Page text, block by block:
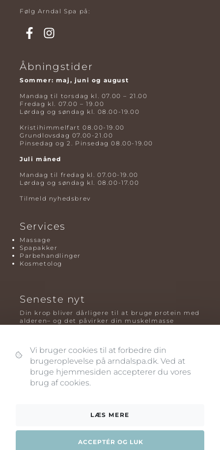
Følg Arndal Spa på:
Åbningstider
Sommer: maj, juni og august
Mandag til torsdag kl. 07.00 – 21.00
Fredag kl. 07.00 – 19.00
Lørdag og søndag kl. 08.00-19.00
Kristihimmelfart 08.00-19.00
Grundlovsdag 07.00-21.00
Pinsedag og 2. Pinsedag 08.00-19.00
Juli måned
Mandag til fredag kl. 07.00-19.00
Lørdag og søndag kl. 08.00-17.00
Tilmeld nyhedsbrev
Services
Massage
Spapakker
Parbehandlinger
Kosmetolog
Seneste nyt
Din krop bliver dårligere til at bruge protein med
alderen– og det påvirker din muskelmasse
Plyometrisk træning: hvorfor hop kan være noget
af det mest oversete for knogler og power – før
og efter overgangsalderen
Vi bruger cookies til at forbedre din
brugeroplevelse på arndalspa.dk. Ved at
bruge hjemmesiden accepterer du vores
brug af cookies.
LÆS MERE
ACCEPTÉR OG LUK